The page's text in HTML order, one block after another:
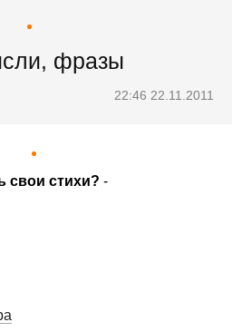
свои стихи? -
фразы
22:46 22.11.2011